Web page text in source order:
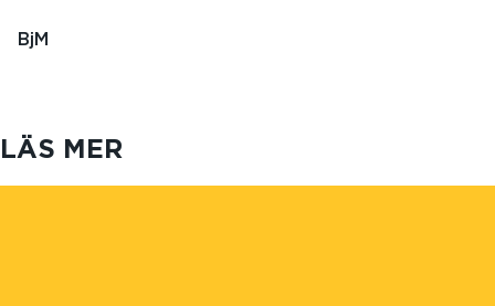
BjM
LÄS MER